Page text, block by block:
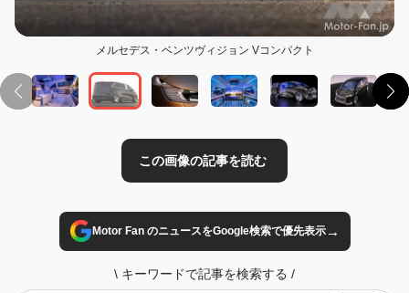
メルセデス・ベンツヴィジョン Vコンパクト
この画像の記事を読む
Motor Fan のニュースをGoogle検索で優先表示→
\ キーワードで記事を検索する /